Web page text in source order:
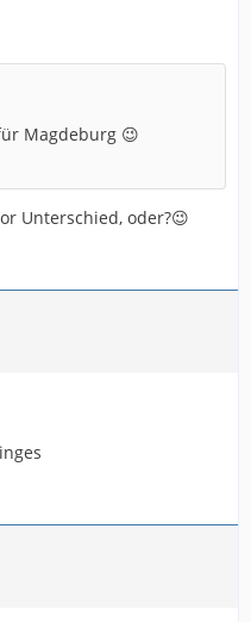
Magdeburg 😉
Unterschied, oder?😉